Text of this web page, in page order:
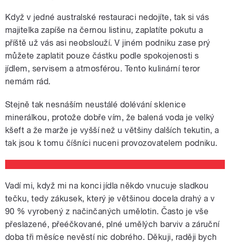
Když v jedné australské restauraci nedojíte, tak si vás
majitelka zapíše na černou listinu, zaplatíte pokutu a
příště už vás asi neobslouží. V jiném podniku zase prý
můžete zaplatit pouze částku podle spokojenosti s
jídlem, servisem a atmosférou. Tento kulinární teror
nemám rád.
Stejně tak nesnáším neustálé dolévání sklenice
minerálkou, protože dobře vím, že balená voda je velký
kšeft a že marže je vyšší než u většiny dalších tekutin, a
tak jsou k tomu číšníci nuceni provozovatelem podniku.
Vadí mi, když mi na konci jídla někdo vnucuje sladkou
tečku, tedy zákusek, který je většinou docela drahý a v
90 % vyrobený z načinčaných umělotin. Často je vše
přeslazené, přeéčkované, plné umělých barviv a záruční
doba tři měsíce nevěstí nic dobrého. Děkuji, raději bych